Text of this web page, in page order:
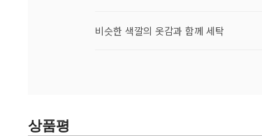
비슷한 색깔의 옷감과 함께 세탁
상품평